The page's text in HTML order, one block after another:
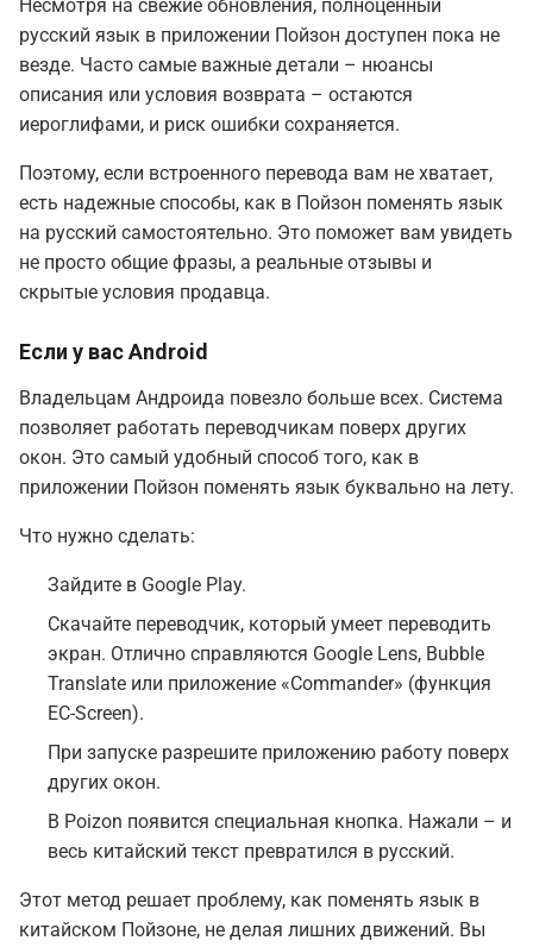
Несмотря на свежие обновления, полноценный
русский язык в приложении Пойзон доступен пока не
везде. Часто самые важные детали – нюансы
описания или условия возврата – остаются
иероглифами, и риск ошибки сохраняется.
Поэтому, если встроенного перевода вам не хватает,
есть надежные способы, как в Пойзон поменять язык
на русский самостоятельно. Это поможет вам увидеть
не просто общие фразы, а реальные отзывы и
скрытые условия продавца.
Если у вас Android
Владельцам Андроида повезло больше всех. Система
позволяет работать переводчикам поверх других
окон. Это самый удобный способ того, как в
приложении Пойзон поменять язык буквально на лету.
Что нужно сделать:
Зайдите в Google Play.
Скачайте переводчик, который умеет переводить
экран. Отлично справляются Google Lens, Bubble
Translate или приложение «Commander» (функция
EC-Screen).
При запуске разрешите приложению работу поверх
других окон.
В Poizon появится специальная кнопка. Нажали – и
весь китайский текст превратился в русский.
Этот метод решает проблему, как поменять язык в
китайском Пойзоне, не делая лишних движений. Вы